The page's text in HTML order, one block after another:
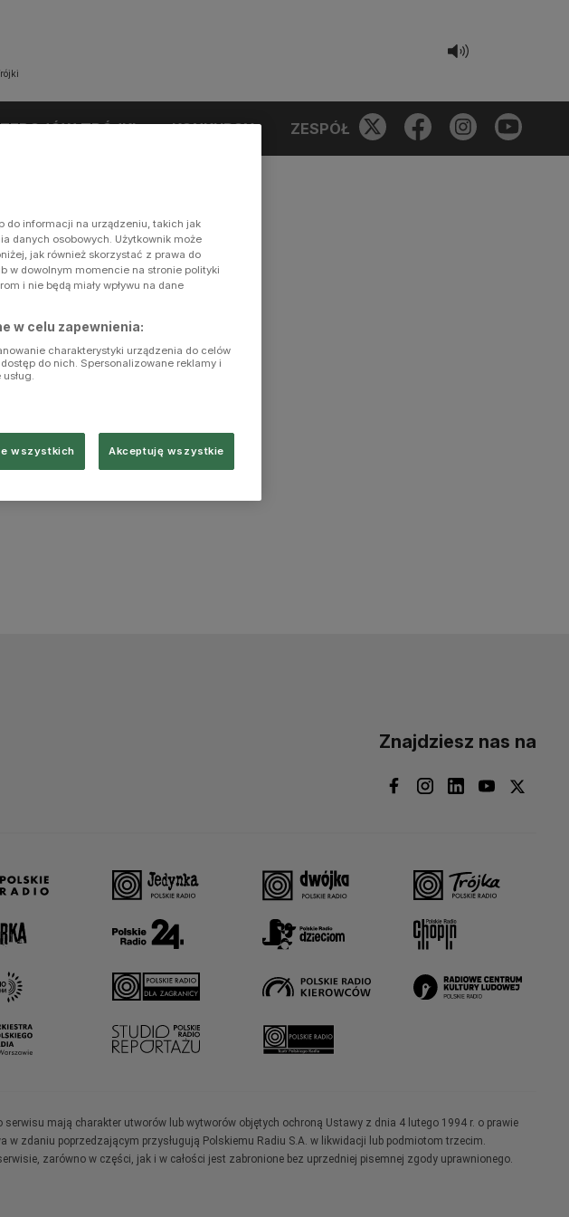
TRÓJKI KONKURSY ZESPÓŁ
Znajdziesz nas na
mają charakter utworów lub wytworów objętych ochroną Ustawy z dnia 4 lutego 1994 r. o prawie
zdaniu poprzedzającym przysługują Polskiemu Radiu S.A. w likwidacji lub podmiotom trzecim.
zarówno w części, jak i w całości jest zabronione bez uprzedniej pisemnej zgody uprawnionego.
do informacji na urządzeniu, takich jak
danych osobowych. Użytkownik może
jak również skorzystać z prawa do
w dowolnym momencie na stronie polityki
i nie będą miały wpływu na dane
w celu zapewnienia:
charakterystyki urządzenia do celów
do nich. Spersonalizowane reklamy i
wszystkich Akceptuję wszystkie